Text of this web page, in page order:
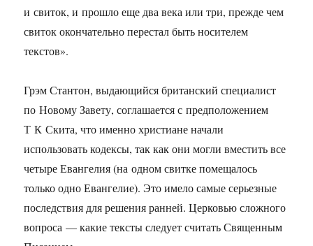
и свиток, и прошло еще два века или три, прежде чем
свиток окончательно перестал быть носителем
текстов».
Грэм Стантон, выдающийся британский специалист
по Новому Завету, соглашается с предположением
Т К Скита, что именно христиане начали
использовать кодексы, так как они могли вместить все
четыре Евангелия (на одном свитке помещалось
только одно Евангелие). Это имело самые серьезные
последствия для решения ранней. Церковью сложного
вопроса — какие тексты следует считать Священным